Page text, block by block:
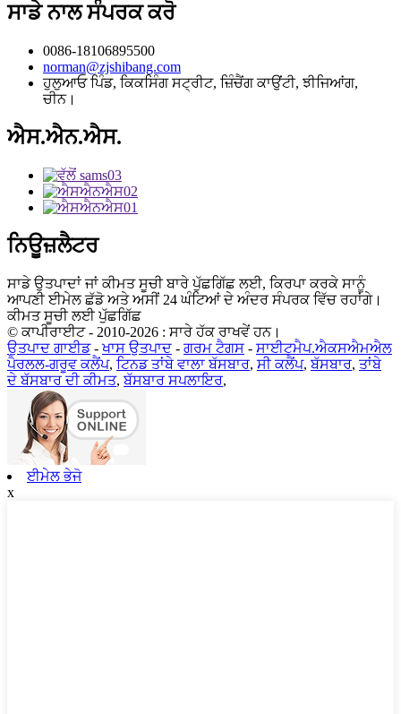
ਸਾਡੇ ਨਾਲ ਸੰਪਰਕ ਕਰੋ
0086-18106895500
norman@zjshibang.com
ਹੁਲੁਆਓ ਪਿੰਡ, ਕਿਕਸਿੰਗ ਸਟ੍ਰੀਟ, ਜ਼ਿੰਚੈਂਗ ਕਾਉਂਟੀ, ਝੀਜਿਆਂਗ,
ਚੀਨ।
ਐਸ.ਐਨ.ਐਸ.
ਨਿਊਜ਼ਲੈਟਰ
ਸਾਡੇ ਉਤਪਾਦਾਂ ਜਾਂ ਕੀਮਤ ਸੂਚੀ ਬਾਰੇ ਪੁੱਛਗਿੱਛ ਲਈ, ਕਿਰਪਾ ਕਰਕੇ ਸਾਨੂੰ
ਆਪਣੀ ਈਮੇਲ ਛੱਡੋ ਅਤੇ ਅਸੀਂ 24 ਘੰਟਿਆਂ ਦੇ ਅੰਦਰ ਸੰਪਰਕ ਵਿੱਚ ਰਹਾਂਗੇ।
ਕੀਮਤ ਸੂਚੀ ਲਈ ਪੁੱਛਗਿੱਛ
© ਕਾਪੀਰਾਈਟ - 2010-2026 : ਸਾਰੇ ਹੱਕ ਰਾਖਵੇਂ ਹਨ।
ਉਤਪਾਦ ਗਾਈਡ-ਖਾਸ ਉਤਪਾਦ - ਗਰਮ ਟੈਗਸ - ਸਾਈਟਮੈਪ.ਐਕਸਐਮਐਲ
ਪੈਰਲਲ-ਗਰੂਵ ਕਲੈਂਪ, ਟਿਨਡ ਤਾਂਬੇ ਵਾਲਾ ਬੱਸਬਾਰ, ਸੀ ਕਲੈਂਪ,ਬੱਸਬਾਰ, ਤਾਂਬੇ
ਦੇ ਬੱਸਬਾਰ ਦੀ ਕੀਮਤ,ਬੱਸਬਾਰ ਸਪਲਾਇਰ,
ਈਮੇਲ ਭੇਜੋ
x